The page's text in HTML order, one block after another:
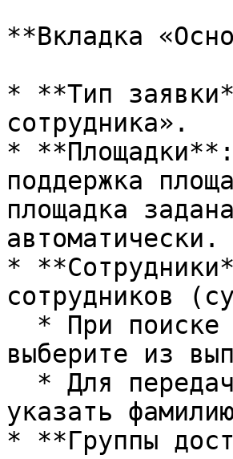
**Вкладка
* **Тип
сотрудника».
* **Площадки**:
поддержка
площадка
автоматически.
*
сотрудников
выберите из
указать
* **Группы